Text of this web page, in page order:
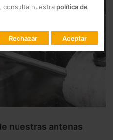
nuestras antenas
consulta nuestra política de
Rechazar Aceptar